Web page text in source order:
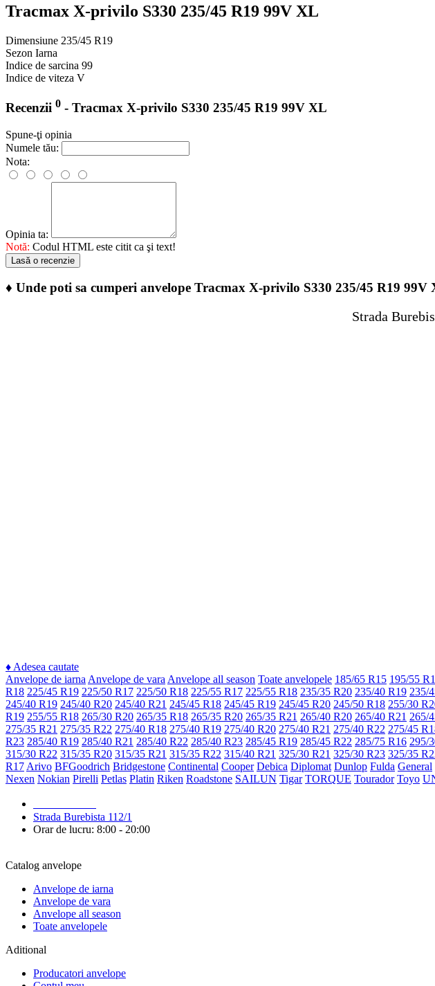
Tracmax X-privilo S330 235/45 R19 99V XL
Dimensiune 235/45 R19
Sezon Iarna
Indice de sarcina 99
Indice de viteza V
Recenzii 0 - Tracmax X-privilo S330 235/45 R19 99V XL
Spune-ţi opinia
Numele tău:
Nota:
Opinia ta:
Notă: Codul HTML este citit ca şi text!
Lasă o recenzie
♦ Unde poti sa cumperi anvelope Tracmax X-privilo S330 235/45 R19 99V
Strada
♦ Adesea cautate
Anvelope de iarna Anvelope de vara Anvelope all season Toate anvelopele 185/65 R15 195/55
R18 225/45 R19 225/50 R17 225/50 R18 225/55 R17 225/55 R18 235/35 R20 235/40 R19 235/
245/40 R19 245/40 R20 245/40 R21 245/45 R18 245/45 R19 245/45 R20 245/50 R18 255/30
R19 255/55 R18 265/30 R20 265/35 R18 265/35 R20 265/35 R21 265/40 R20 265/40 R21 265/
275/35 R21 275/35 R22 275/40 R18 275/40 R19 275/40 R20 275/40 R21 275/40 R22 275/45
R23 285/40 R19 285/40 R21 285/40 R22 285/40 R23 285/45 R19 285/45 R22 285/75 R16 295/
315/30 R22 315/35 R20 315/35 R21 315/35 R22 315/40 R21 325/30 R21 325/30 R23 325/35
R17 Arivo BFGoodrich Bridgestone Continental Cooper Debica Diplomat Dunlop Fulda General
Nexen Nokian Pirelli Petlas Platin Riken Roadstone SAILUN Tigar TORQUE Tourador Toyo
Strada Burebista 112/1
Orar de lucru: 8:00 - 20:00
Catalog anvelope
Anvelope de iarna
Anvelope de vara
Anvelope all season
Toate anvelopele
Aditional
Producatori anvelope